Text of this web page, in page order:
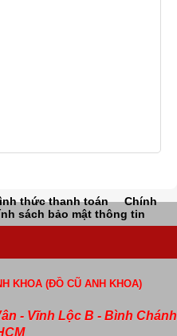
thức thanh toán
Chính
sách bảo mật thông tin
KHOA (ĐỒ CŨ ANH KHOA)
- Vĩnh Lộc B - Bình Chánh